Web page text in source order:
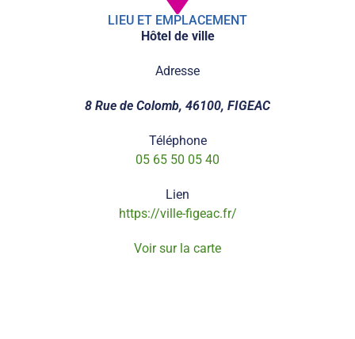
LIEU ET EMPLACEMENT
Hôtel de ville
Adresse
8 Rue de Colomb, 46100, FIGEAC
Téléphone
05 65 50 05 40
Lien
https://ville-figeac.fr/
Voir sur la carte